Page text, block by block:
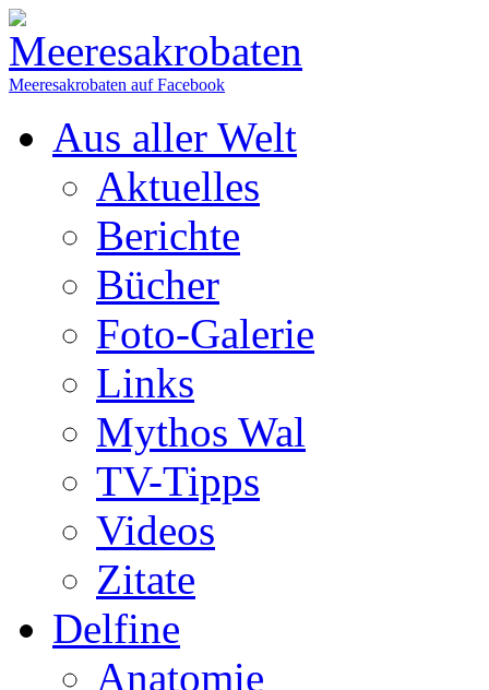
Meeresakrobaten auf Facebook
Aus aller Welt
Aktuelles
Berichte
Bücher
Foto-Galerie
Links
Mythos Wal
TV-Tipps
Videos
Zitate
Delfine
Anatomie